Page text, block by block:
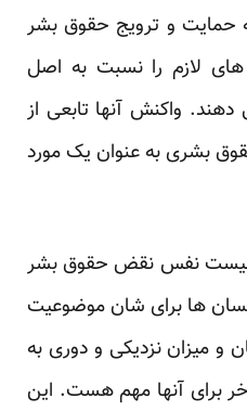
و ترویج حقوق بشر
لازم را نسبت به اصل
واکنش آنها تابعی از
بشری به عنوان یک مورد
نیست نفس نقض حقوق بشر
ها برای شان موضوعیت
و میزان نزدیکی و دوری به
برای آنها مهم هست. این